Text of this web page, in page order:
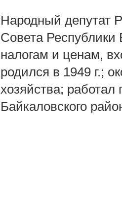
Народный депутат
Совета
налогам и ценам,
родился в 1949 г.;
хозяйства;
Байкаловского